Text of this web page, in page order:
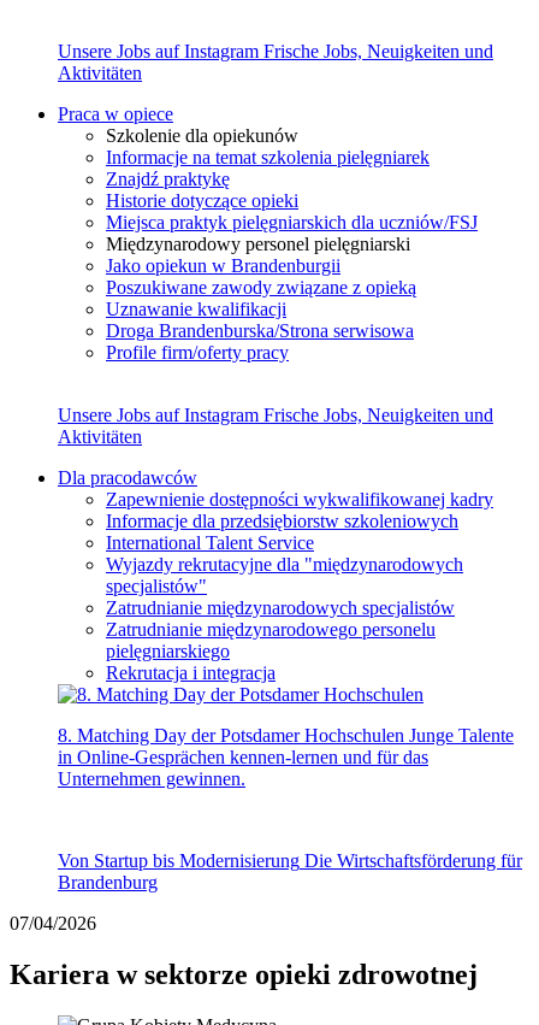
Unsere Jobs auf Instagram Frische Jobs, Neuigkeiten und
Aktivitäten
Praca w opiece
Szkolenie dla opiekunów
Informacje na temat szkolenia pielęgniarek
Znajdź praktykę
Historie dotyczące opieki
Miejsca praktyk pielęgniarskich dla uczniów/FSJ
Międzynarodowy personel pielęgniarski
Jako opiekun w Brandenburgii
Poszukiwane zawody związane z opieką
Uznawanie kwalifikacji
Droga Brandenburska/Strona serwisowa
Profile firm/oferty pracy
Unsere Jobs auf Instagram Frische Jobs, Neuigkeiten und
Aktivitäten
Dla pracodawców
Zapewnienie dostępności wykwalifikowanej kadry
Informacje dla przedsiębiorstw szkoleniowych
International Talent Service
Wyjazdy rekrutacyjne dla "międzynarodowych
specjalistów"
Zatrudnianie międzynarodowych specjalistów
Zatrudnianie międzynarodowego personelu
pielęgniarskiego
Rekrutacja i integracja
8. Matching Day der Potsdamer Hochschulen Junge Talente
in Online-Gesprächen kennen-lernen und für das
Unternehmen gewinnen.
Von Startup bis Modernisierung Die Wirtschaftsförderung für
Brandenburg
07/04/2026
Kariera w sektorze opieki zdrowotnej